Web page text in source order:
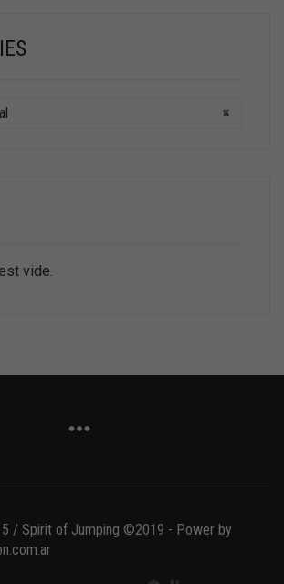
×
vide.
/ Spirit of Jumping ©2019 - Power by